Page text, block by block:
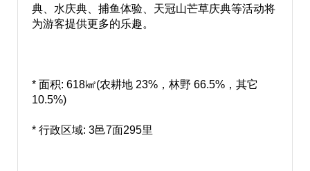
典、水庆典、捕鱼体验、天冠山芒草庆典等活动将
为游客提供更多的乐趣。
* 面积: 618㎢(农耕地 23%，林野 66.5%，其它
10.5%)
* 行政区域: 3邑7面295里